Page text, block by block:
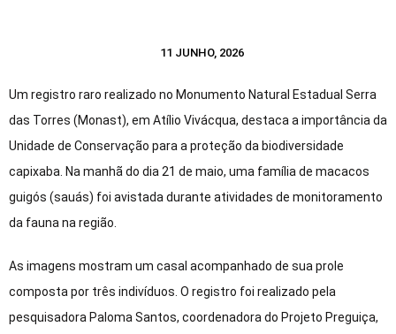
11 JUNHO, 2026
Um registro raro realizado no Monumento Natural Estadual Serra
das Torres (Monast), em Atílio Vivácqua, destaca a importância da
Unidade de Conservação para a proteção da biodiversidade
capixaba. Na manhã do dia 21 de maio, uma família de macacos
guigós (sauás) foi avistada durante atividades de monitoramento
da fauna na região.
As imagens mostram um casal acompanhado de sua prole
composta por três indivíduos. O registro foi realizado pela
pesquisadora Paloma Santos, coordenadora do Projeto Preguiça,